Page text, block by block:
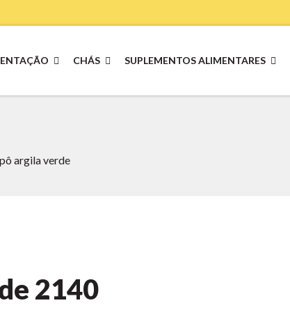
CHÁS SUPLEMENTOS ALIMENTARES
argila verde
2140